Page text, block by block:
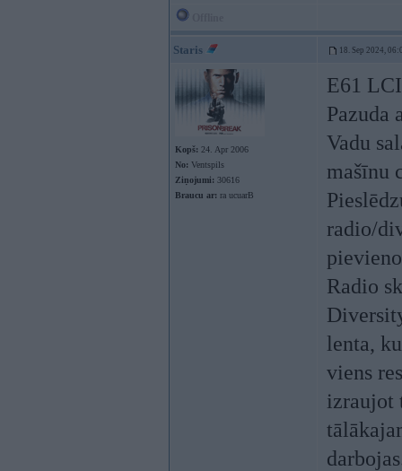
Staris 18. Sep 2024,
Kopš: 24. Apr 2006
No: Ventspils
Ziņojumi: 30616
Braucu ar: ra ucuarB
E61
Pazuda
Vadu
mašīnu
radio/
Radio
lenta,
viens
izraujot